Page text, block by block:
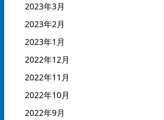
2023年3月
2023年2月
2023年1月
2022年12月
2022年11月
2022年10月
2022年9月